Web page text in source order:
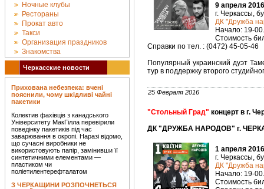
Ночные клубы
Рестораны
Прокат авто
Такси
Организация праздников
Знакомства
Черкасские новости
Прихована небезпека: вчені
пояснили, чому шкідливі чайні
пакетики
Колектив фахівців з канадського
Університету МакГілла перевірили
поведінку пакетиків під час
заварювання в окропі. Наразі відомо,
що сучасні виробники не
використовують папір, замінивши її
синтетичними елементами —
пластиком чи
поліетилентерефталатом
З ЧЕРКАЩИНИ РОЗПОЧНЕТЬСЯ
9 апреля
г. Черкассы,
ДК "Дружба
Начало: 19-00.
Стоимость
Справки по тел. : (0472) 45-05-46
Популярный украинский дуэт
тур в поддержку второго
25 Февраля 2016
"Стольный Град" концерт в г.
ДК "ДРУЖБА НАРОДОВ" г.
1 апреля
г. Черкассы,
ДК "Дружба
Начало: 19-00.
Стоимость